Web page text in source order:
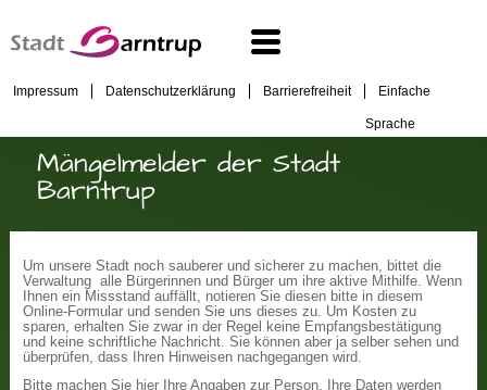
Impressum Datenschutzerklärung Barrierefreiheit Einfache
Sprache
Mängelmelder der Stadt
Barntrup
Um unsere Stadt noch sauberer und sicherer zu machen, bittet die
Verwaltung alle Bürgerinnen und Bürger um ihre aktive Mithilfe. Wenn
Ihnen ein Missstand auffällt, notieren Sie diesen bitte in diesem
Online-Formular und senden Sie uns dieses zu. Um Kosten zu
sparen, erhalten Sie zwar in der Regel keine Empfangsbestätigung
und keine schriftliche Nachricht. Sie können aber ja selber sehen und
überprüfen, dass Ihren Hinweisen nachgegangen wird.
Bitte machen Sie hier Ihre Angaben zur Person. Ihre Daten werden